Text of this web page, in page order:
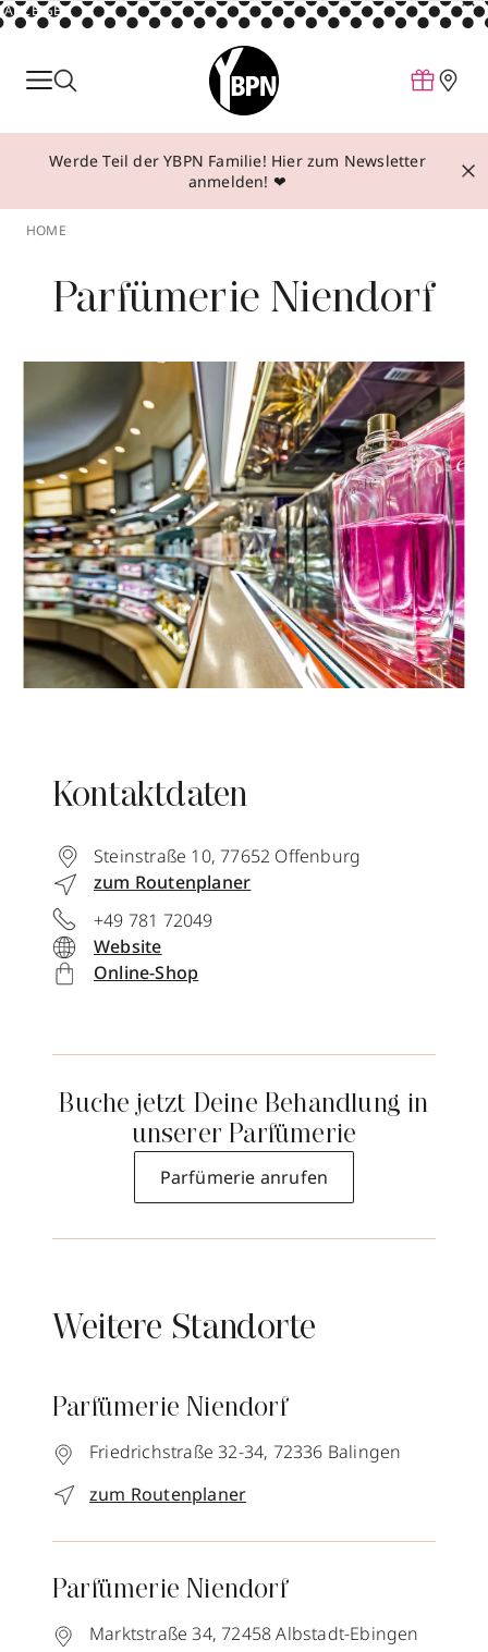
ANZEIGE
Parfum
Make-up
Behandlungen
Über YBPN
Aktionen
Storefinder
Werde Teil der YBPN Familie! Hier zum Newsletter
anmelden! ❤
HOME
Parfümerie Niendorf
Kontaktdaten
Steinstraße 10, 77652 Offenburg
zum Routenplaner
+49 781 72049
Website
Online-Shop
Buche jetzt Deine Behandlung in
unserer Parfümerie
Parfümerie anrufen
Weitere Standorte
Parfümerie Niendorf
Friedrichstraße 32-34, 72336 Balingen
zum Routenplaner
Parfümerie Niendorf
Marktstraße 34, 72458 Albstadt-Ebingen